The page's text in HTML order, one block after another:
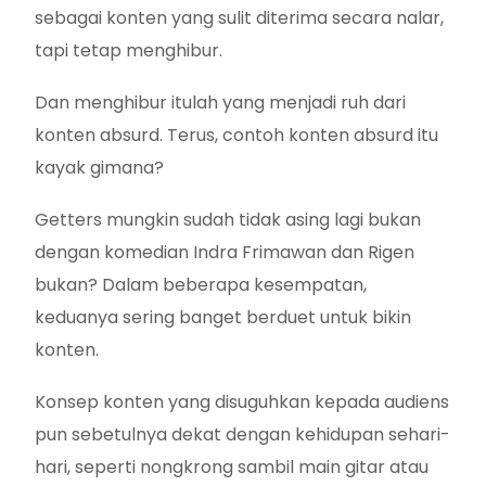
sebagai konten yang sulit diterima secara nalar,
tapi tetap menghibur.
Dan menghibur itulah yang menjadi ruh dari
konten absurd. Terus, contoh konten absurd itu
kayak gimana?
Getters mungkin sudah tidak asing lagi bukan
dengan komedian Indra Frimawan dan Rigen
bukan? Dalam beberapa kesempatan,
keduanya sering banget berduet untuk bikin
konten.
Konsep konten yang disuguhkan kepada audiens
pun sebetulnya dekat dengan kehidupan sehari-
hari, seperti nongkrong sambil main gitar atau